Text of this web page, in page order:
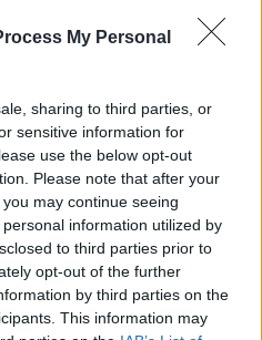
My Personal
sharing to third parties, or
sensitive information for
use the below opt-out
Please note that after your
may continue seeing
information utilized by
to third parties prior to
opt-out of the further
by third parties on the
This information may